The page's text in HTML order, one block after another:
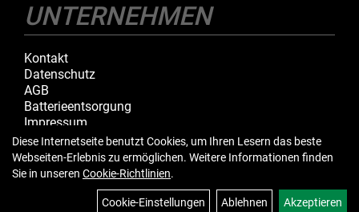
UNTERNEHMEN
Kontakt
Datenschutz
AGB
Batterieentsorgung
Impressum
IHR EINKAUF
Diese Internetseite benutzt Cookies, um Ihren Lesern das beste
Webseiten-Erlebnis zu ermöglichen. Weitere Informationen finden
Sie in unseren Cookie-Richtlinien.
Cookie-Einstellungen Ablehnen Akzeptieren